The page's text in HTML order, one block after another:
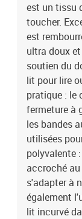
est un tissu
toucher.
est
ultra doux
soutien du
lit pour lire
pratique : le
fermeture à
les bandes
utilisées
polyvalente
accroché
s'adapter à
également
lit incurvé